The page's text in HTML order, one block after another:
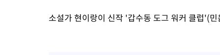
소설가 현이랑이 신작 '갑수동 도그 워커 클럽'(